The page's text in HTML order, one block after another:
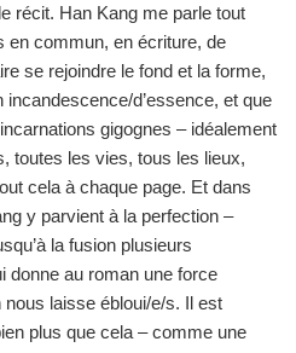
récit. Han Kang me parle tout
en commun, en écriture, de
se rejoindre le fond et la forme,
d’essence, et que
gigognes – idéalement
toutes les vies, tous les lieux,
cela à chaque page. Et dans
y parvient à la perfection –
la fusion plusieurs
donne au roman une force
nous laisse ébloui/e/s. Il est
plus que cela – comme une